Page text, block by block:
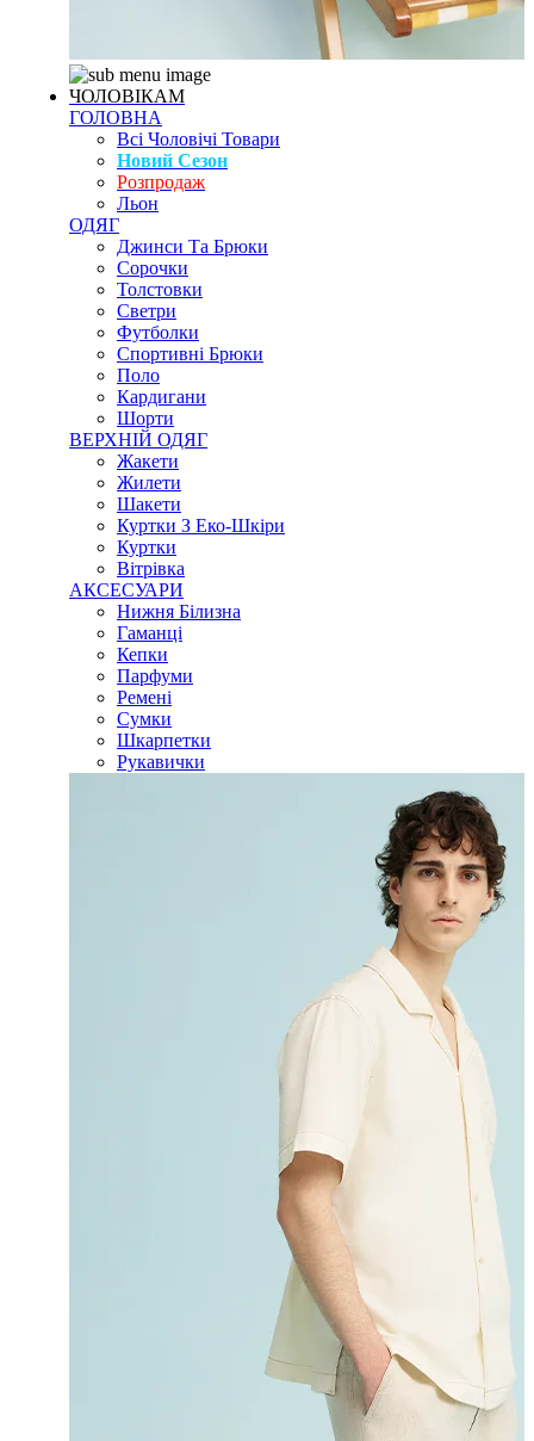
ЧОЛОВІКАМ
ГОЛОВНА
Всі Чоловічі Товари
Новий Сезон
Розпродаж
Льон
ОДЯГ
Джинси Та Брюки
Сорочки
Толстовки
Светри
Футболки
Спортивні Брюки
Поло
Кардигани
Шорти
ВЕРХНІЙ ОДЯГ
Жакети
Жилети
Шакети
Куртки З Еко-Шкіри
Куртки
Вітрівка
АКСЕСУАРИ
Нижня Білизна
Гаманці
Кепки
Парфуми
Ремені
Сумки
Шкарпетки
Рукавички